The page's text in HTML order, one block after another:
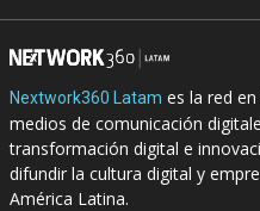
Nextwork360 Latam es la red
medios de comunicación
transformación digital e
difundir la cultura digital y
América Latina.